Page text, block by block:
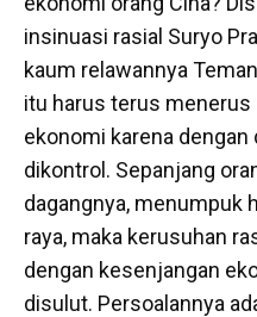
insinuasi rasial Suryo
kaum relawannya
itu harus terus menerus
ekonomi karena dengan
dikontrol. Sepanjang
dagangnya, menumpuk
raya, maka kerusuhan
dengan kesenjangan
disulut. Persoalannya